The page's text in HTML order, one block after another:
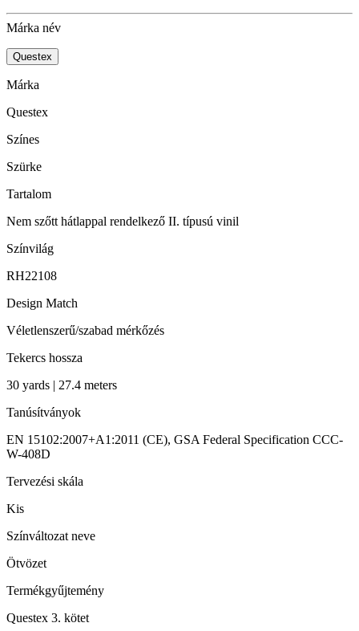
Márka név
Questex
Márka
Questex
Színes
Szürke
Tartalom
Nem szőtt hátlappal rendelkező II. típusú vinil
Színvilág
RH22108
Design Match
Véletlenszerű/szabad mérkőzés
Tekercs hossza
30 yards | 27.4 meters
Tanúsítványok
EN 15102:2007+A1:2011 (CE), GSA Federal Specification CCC-
W-408D
Tervezési skála
Kis
Színváltozat neve
Ötvözet
Termékgyűjtemény
Questex 3. kötet